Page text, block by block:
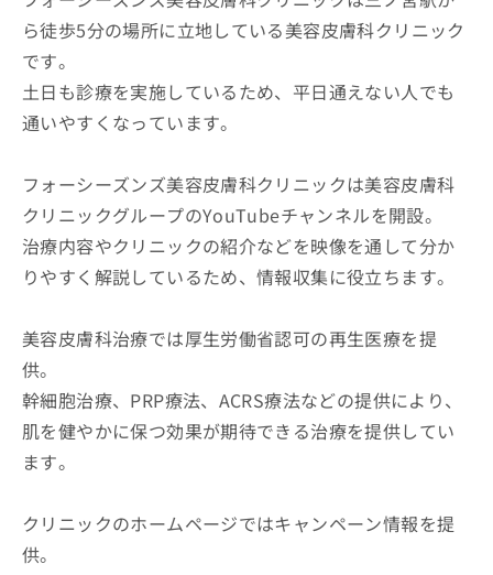
ら徒歩5分の場所に立地している美容皮膚科クリニック
です。
土日も診療を実施しているため、平日通えない人でも
通いやすくなっています。
フォーシーズンズ美容皮膚科クリニックは美容皮膚科
クリニックグループのYouTubeチャンネルを開設。
治療内容やクリニックの紹介などを映像を通して分か
りやすく解説しているため、情報収集に役立ちます。
美容皮膚科治療では厚生労働省認可の再生医療を提
供。
幹細胞治療、PRP療法、ACRS療法などの提供により、
肌を健やかに保つ効果が期待できる治療を提供してい
ます。
クリニックのホームページではキャンペーン情報を提
供。